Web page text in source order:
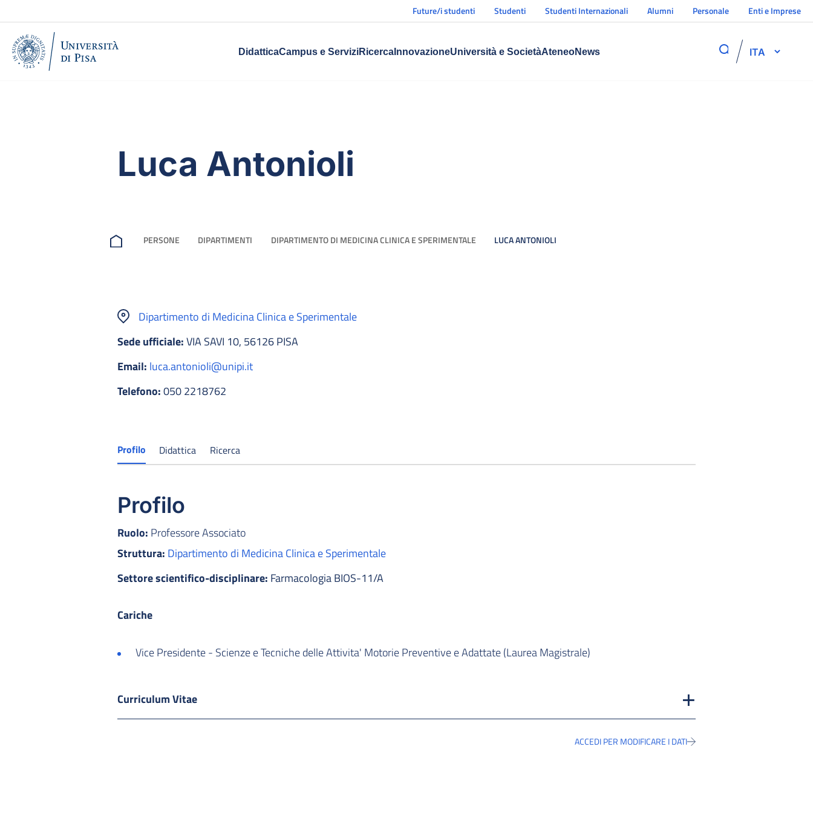
Future/i studenti Studenti Studenti Internazionali Alumni Personale Enti e Imprese
DidatticaCampus e ServiziRicercaInnovazioneUniversità e SocietàAteneoNews ITA
Luca Antonioli
PERSONE DIPARTIMENTI DIPARTIMENTO DI MEDICINA CLINICA E SPERIMENTALE LUCA ANTONIOLI
Dipartimento di Medicina Clinica e Sperimentale
Sede ufficiale:VIA SAVI 10, 56126 PISA
Email: luca.antonioli@unipi.it
Telefono:050 2218762
Profilo Didattica Ricerca
Profilo
Ruolo: Professore Associato
Struttura: Dipartimento di Medicina Clinica e Sperimentale
Settore scientifico-disciplinare: Farmacologia BIOS-11/A
Cariche
Vice Presidente - Scienze e Tecniche delle Attivita' Motorie Preventive e Adattate (Laurea Magistrale)
Curriculum Vitae
ACCEDI PER MODIFICARE I DATI